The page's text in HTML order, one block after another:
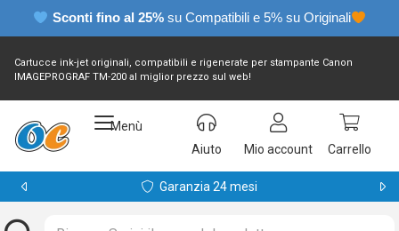
Sconti fino al 25% su Compatibili e 5% su Originali
Cartucce ink-jet originali, compatibili e rigenerate per stampante Canon
IMAGEPROGRAF TM-200 al miglior prezzo sul web!
Menù
Aiuto
Mio account Carrello
Garanzia 24 mesi